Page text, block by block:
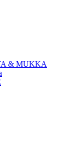
& MUKKA